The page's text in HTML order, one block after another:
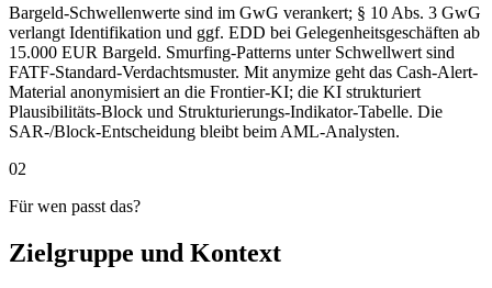
Bargeld-Schwellenwerte sind im GwG verankert; § 10 Abs. 3 GwG
verlangt Identifikation und ggf. EDD bei Gelegenheitsgeschäften ab
15.000 EUR Bargeld. Smurfing-Patterns unter Schwellwert sind
FATF-Standard-Verdachtsmuster. Mit anymize geht das Cash-Alert-
Material anonymisiert an die Frontier-KI; die KI strukturiert
Plausibilitäts-Block und Strukturierungs-Indikator-Tabelle. Die
SAR-/Block-Entscheidung bleibt beim AML-Analysten.
02
Für wen passt das?
Zielgruppe und Kontext